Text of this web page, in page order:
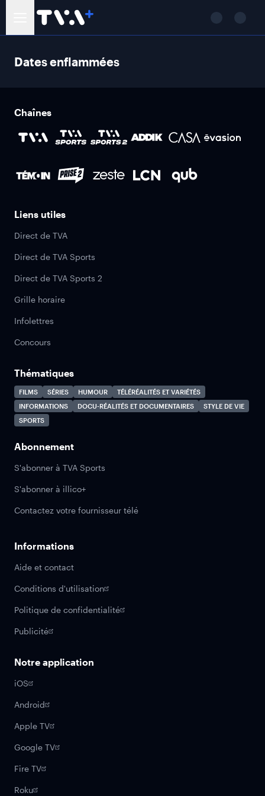
Dates enflammées
Chaînes
Liens utiles
Direct de TVA
Direct de TVA Sports
Direct de TVA Sports 2
Grille horaire
Infolettres
Concours
Thématiques
FILMS SÉRIES HUMOUR
TÉLÉRÉALITÉS ET VARIÉTÉS
INFORMATIONS
DOCU-RÉALITÉS ET DOCUMENTAIRES
STYLE DE VIE
SPORTS
Abonnement
S'abonner à TVA Sports
S'abonner à illico+
Contactez votre fournisseur télé
Informations
Aide et contact
Conditions d'utilisation
Politique de confidentialité
Publicité
Notre application
iOS
Android
Apple TV
Google TV
Fire TV
Roku